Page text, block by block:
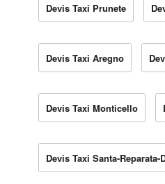
Devis Taxi Prunete
Devis Taxi Aregno
Devis Taxi Monticello
Devis Taxi Santa-Reparata-